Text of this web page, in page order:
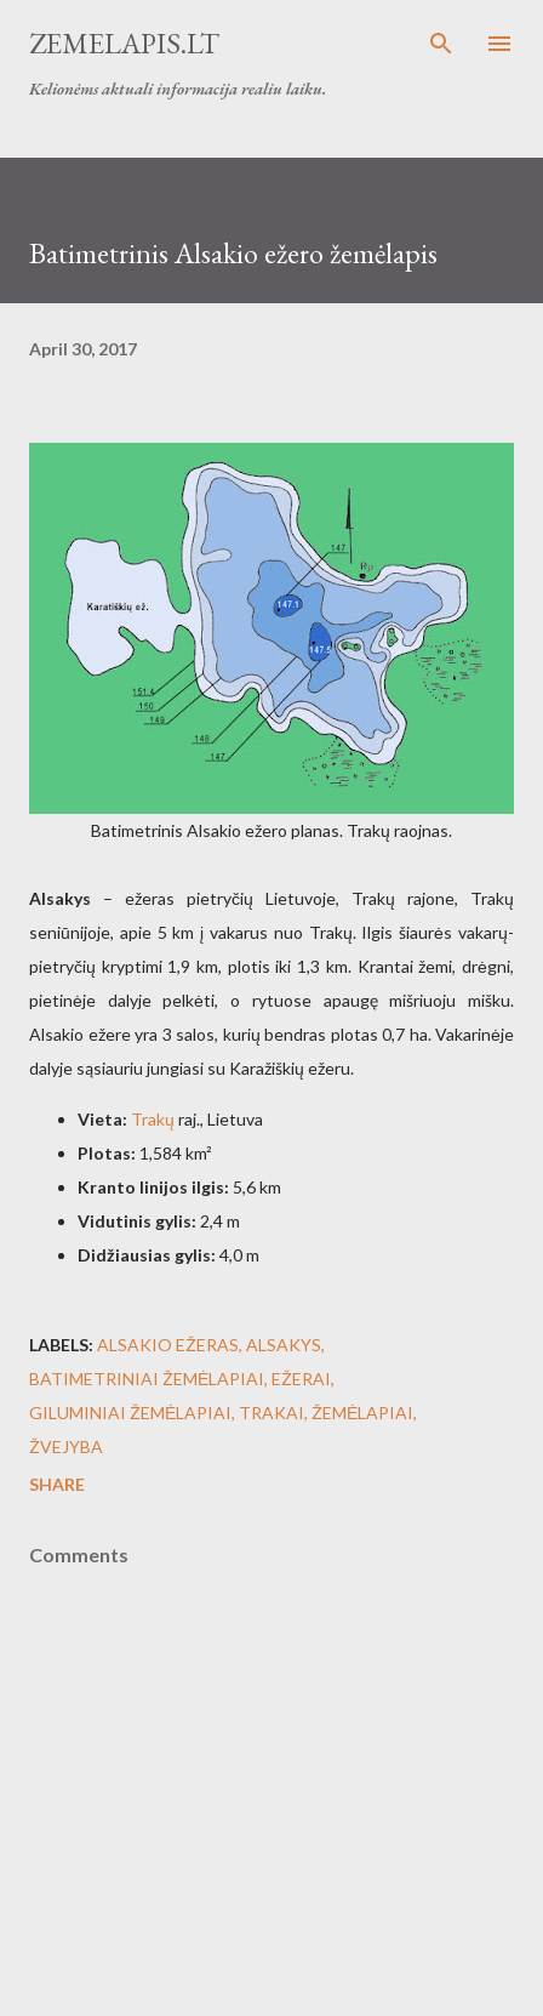
Skip to main content
ZEMELAPIS.LT
Kelionėms aktuali informacija realiu laiku.
Batimetrinis Alsakio ežero žemėlapis
April 30, 2017
Batimetrinis Alsakio ežero planas. Trakų raojnas.
Alsakys – ežeras pietryčių Lietuvoje, Trakų rajone, Trakų
seniūnijoje, apie 5 km į vakarus nuo Trakų. Ilgis šiaurės vakarų-
pietryčių kryptimi 1,9 km, plotis iki 1,3 km. Krantai žemi, drėgni,
pietinėje dalyje pelkėti, o rytuose apaugę mišriuoju mišku.
Alsakio ežere yra 3 salos, kurių bendras plotas 0,7 ha. Vakarinėje
dalyje sąsiauriu jungiasi su Karažiškių ežeru.
Vieta: Trakų raj., Lietuva
Plotas: 1,584 km²
Kranto linijos ilgis: 5,6 km
Vidutinis gylis: 2,4 m
Didžiausias gylis: 4,0 m
LABELS: ALSAKIO EŽERAS ALSAKYS
BATIMETRINIAI ŽEMĖLAPIAI EŽERAI
GILUMINIAI ŽEMĖLAPIAI TRAKAI ŽEMĖLAPIAI
ŽVEJYBA
SHARE
Comments